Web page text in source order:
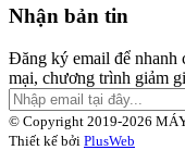
Nhận bản tin
Đăng ký email để nhanh
mại, chương trình giảm
© Copyright 2019-2026
Thiết kế bởi PlusWeb